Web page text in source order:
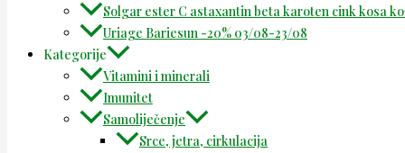
Solgar ester C astaxantin beta karoten cink kosa
Uriage Bariesun -20% 03/08-23/08
Kategorije
Vitamini i minerali
Imunitet
Samoliječenje
Srce, jetra, cirkulacija